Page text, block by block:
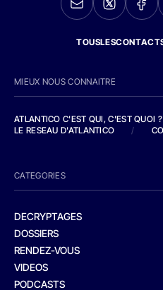
MIEUX NOUS CONNAITRE
ATLANTICO C'EST QUI, C'EST QUOI ?
LE RESEAU D'ATLANTICO
/
CATEGORIES
DECRYPTAGES
DOSSIERS
RENDEZ-VOUS
VIDEOS
PODCASTS